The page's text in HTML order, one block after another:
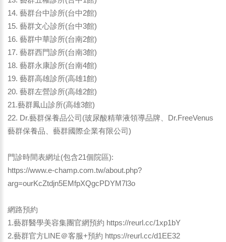
14. 藝群台中診所(台中2館)
15. 藝群文心診所(台中3館)
16. 藝群中華診所(台南2館)
17. 藝群西門診所(台南3館)
18. 藝群永康診所(台南4館)
19. 藝群高雄診所(高雄1館)
20. 藝群左營診所(高雄2館)
21.藝群鳳山診所(高雄3館)
22. Dr.藝群保養品公司(玻尿酸精華液領導品牌、Dr.FreeVenus
藝群保養品、藝群國際企業有限公司)
門診時間表網址(包含21個院區):
https://www.e-champ.com.tw/about.php?
arg=ourKcZtdjn5EMfpXQgcPDYM7l3o
網路預約
1.藝群醫學美容集團官網預約 https://reurl.cc/1xp1bY
2.藝群官方LINE＠客服+預約 https://reurl.cc/d1EE32